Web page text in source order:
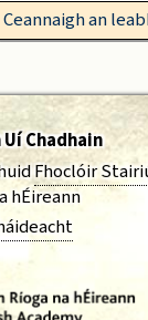
Ceannaigh an
Chadhain
Fhoclóir
hÉireann